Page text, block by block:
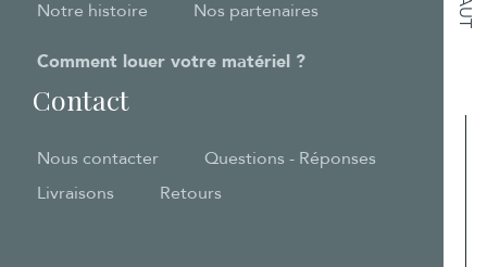
Notre histoire Nos partenaires
Comment louer votre matériel ?
Contact
Nous contacter
Questions - Réponses
Livraisons
Retours